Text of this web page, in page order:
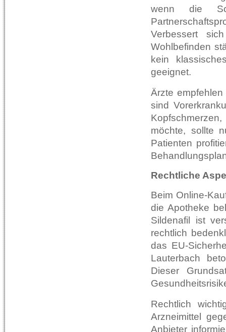
wenn die
Verbessert
Wohlbefinden
kein
geeignet.
Ärzte
sind
möchte, sollte
Patienten
Rechtliche
Beim Online-
die Apotheke
Sildenafil ist
rechtlich
das EU-
Lauterbach
Dieser
Rechtlich
Arzneimittel
Anbieter